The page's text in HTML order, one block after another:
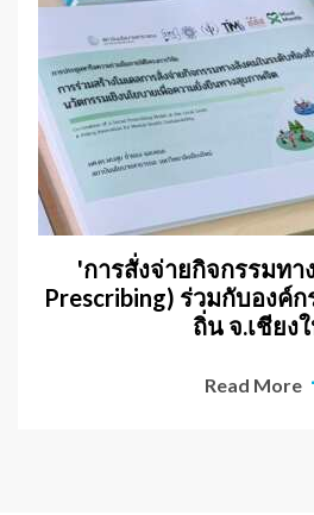
'การสั่งจ่ายกิจกรรมทา
Prescribing) ร่วมกับองค์
ถิ่น จ.เชียง
Read More